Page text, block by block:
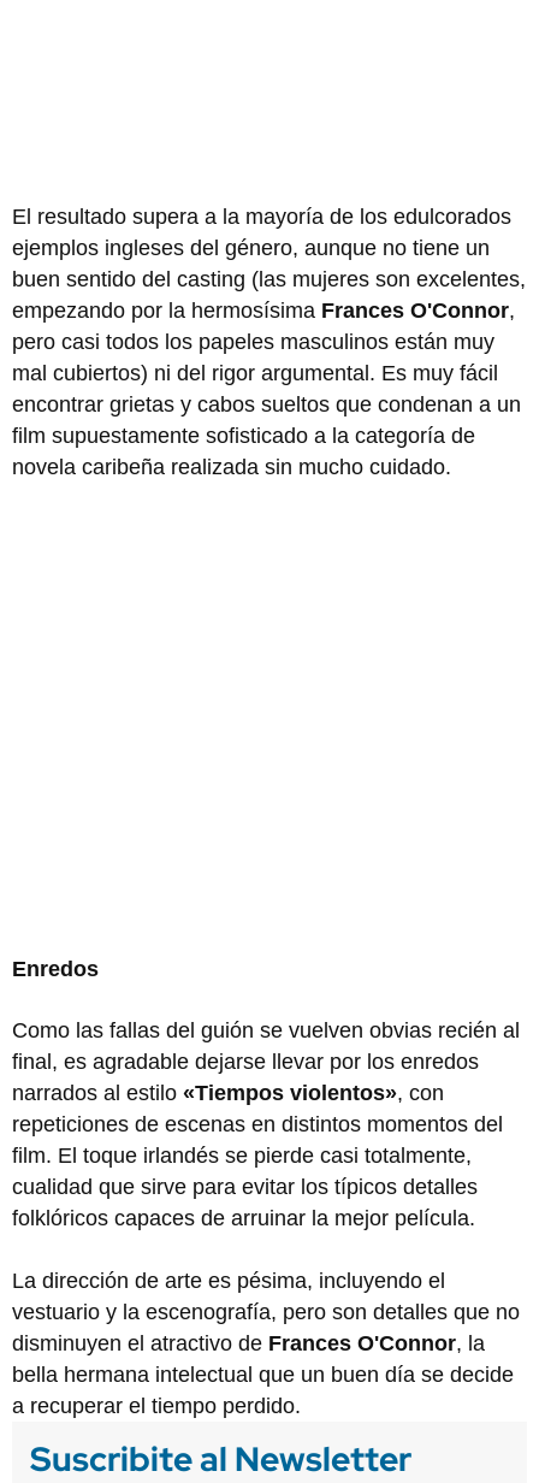
El resultado supera a la mayoría de los edulcorados
ejemplos ingleses del género, aunque no tiene un
buen sentido del casting (las mujeres son excelentes,
empezando por la hermosísima Frances O'Connor,
pero casi todos los papeles masculinos están muy
mal cubiertos) ni del rigor argumental. Es muy fácil
encontrar grietas y cabos sueltos que condenan a un
film supuestamente sofisticado a la categoría de
novela caribeña realizada sin mucho cuidado.
Enredos
Como las fallas del guión se vuelven obvias recién al
final, es agradable dejarse llevar por los enredos
narrados al estilo «Tiempos violentos», con
repeticiones de escenas en distintos momentos del
film. El toque irlandés se pierde casi totalmente,
cualidad que sirve para evitar los típicos detalles
folklóricos capaces de arruinar la mejor película.
La dirección de arte es pésima, incluyendo el
vestuario y la escenografía, pero son detalles que no
disminuyen el atractivo de Frances O'Connor, la
bella hermana intelectual que un buen día se decide
a recuperar el tiempo perdido.
Suscribite al Newsletter